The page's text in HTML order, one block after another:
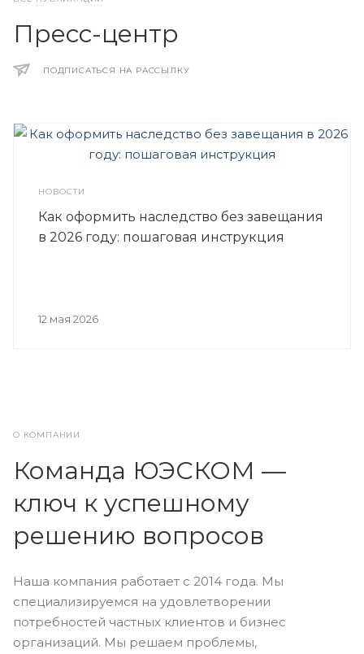
Пресс-центр
ПОДПИСАТЬСЯ НА РАССЫЛКУ
НОВОСТИ
Как оформить наследство без завещания
в 2026 году: пошаговая инструкция
12 мая 2026
О КОМПАНИИ
Команда ЮЭСКОМ —
ключ к успешному
решению вопросов
Наша компания работает с 2014 года. Мы
специализируемся на удовлетворении
потребностей частных клиентов и бизнес
организаций. Мы решаем проблемы,